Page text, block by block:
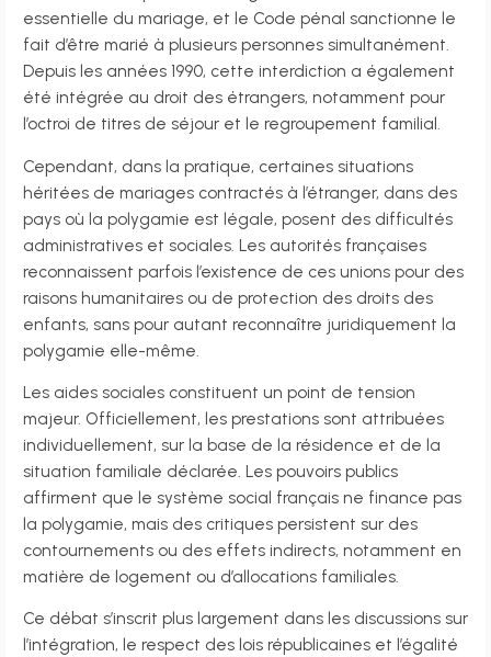
essentielle du mariage, et le Code pénal sanctionne le
fait d’être marié à plusieurs personnes simultanément.
Depuis les années 1990, cette interdiction a également
été intégrée au droit des étrangers, notamment pour
l’octroi de titres de séjour et le regroupement familial.
Cependant, dans la pratique, certaines situations
héritées de mariages contractés à l’étranger, dans des
pays où la polygamie est légale, posent des difficultés
administratives et sociales. Les autorités françaises
reconnaissent parfois l’existence de ces unions pour des
raisons humanitaires ou de protection des droits des
enfants, sans pour autant reconnaître juridiquement la
polygamie elle-même.
Les aides sociales constituent un point de tension
majeur. Officiellement, les prestations sont attribuées
individuellement, sur la base de la résidence et de la
situation familiale déclarée. Les pouvoirs publics
affirment que le système social français ne finance pas
la polygamie, mais des critiques persistent sur des
contournements ou des effets indirects, notamment en
matière de logement ou d’allocations familiales.
Ce débat s’inscrit plus largement dans les discussions sur
l’intégration, le respect des lois républicaines et l’égalité